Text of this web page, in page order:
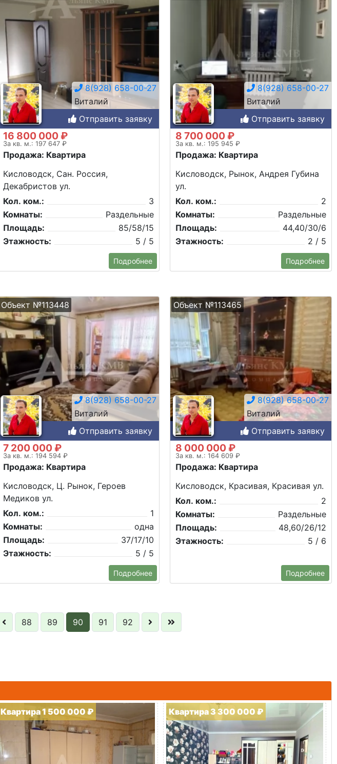
8(928) 658-00-27
Виталий
Отправить заявку
16 800 000 ₽
За кв. м.: 197 647 ₽
Продажа: Квартира
Кисловодск, Сан. Россия,
Декабристов ул.
Кол. ком.:
3
Комнаты:
Раздельные
Площадь:
85/58/15
Этажность:
5 / 5
Подробнее
8(928) 658-00-27
Виталий
Отправить заявку
8 700 000 ₽
За кв. м.: 195 945 ₽
Продажа: Квартира
Кисловодск, Рынок, Андрея Губина
ул.
Кол. ком.:
2
Комнаты:
Раздельные
Площадь:
44,40/30/6
Этажность:
2 / 5
Подробнее
Объект №113448
8(928) 658-00-27
Виталий
Отправить заявку
7 200 000 ₽
За кв. м.: 194 594 ₽
Продажа: Квартира
Кисловодск, Ц. Рынок, Героев
Медиков ул.
Кол. ком.:
1
Комнаты:
одна
Площадь:
37/17/10
Этажность:
5 / 5
Подробнее
Объект №113465
8(928) 658-00-27
Виталий
Отправить заявку
8 000 000 ₽
За кв. м.: 164 609 ₽
Продажа: Квартира
Кисловодск, Красивая, Красивая ул.
Кол. ком.:
2
Комнаты:
Раздельные
Площадь:
48,60/26/12
Этажность:
5 / 6
Подробнее
88 89 90 91 92
Квартира 1 500 000 ₽ Квартира 3 300 000 ₽